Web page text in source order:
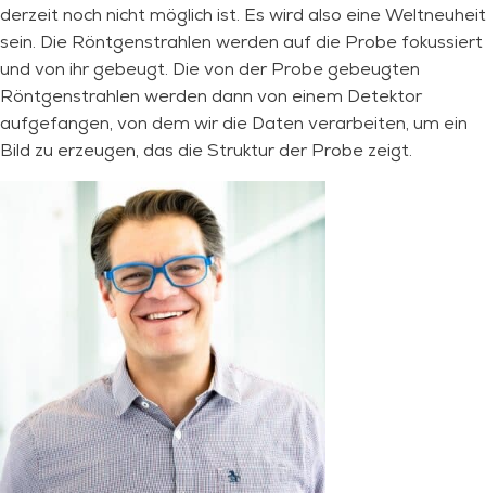
derzeit noch nicht möglich ist. Es wird also eine Weltneuheit
sein. Die Röntgenstrahlen werden auf die Probe fokussiert
und von ihr gebeugt. Die von der Probe gebeugten
Röntgenstrahlen werden dann von einem Detektor
aufgefangen, von dem wir die Daten verarbeiten, um ein
Bild zu erzeugen, das die Struktur der Probe zeigt.